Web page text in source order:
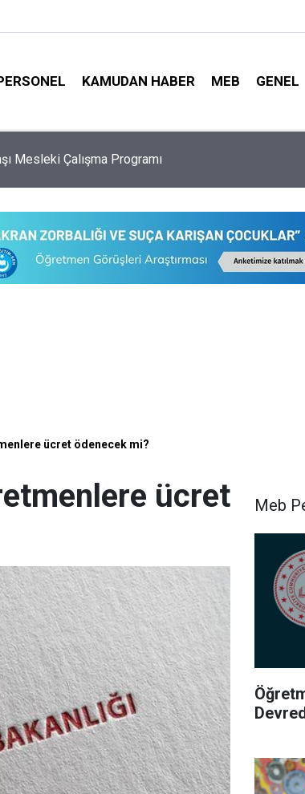
KAMUDAN HABER MEB GENEL
İlde 30 Bin Güvenlik Personeli Alınıyor! Şartlar Belli
ücret ödenecek mi?
ücret
Meb